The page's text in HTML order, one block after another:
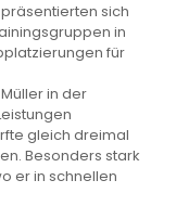
sich
in
für
in der
gleich dreimal
Besonders stark
er in schnellen